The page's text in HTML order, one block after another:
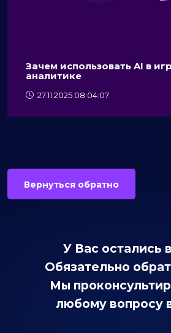
Зачем использовать AI в
аналитике
27.11.2025 08:04:07
Вернуться обратно
У Вас остались
Обязательно
Мы
любому вопросу